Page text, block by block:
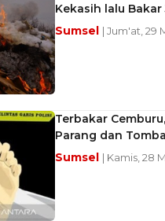
Kekasih lalu Bakar
Sumsel | Jum'at, 29
Terbakar
Parang dan
Sumsel | Kamis, 28